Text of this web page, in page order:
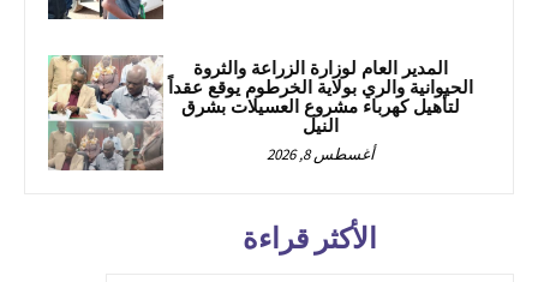
المدير العام لوزارة الزراعة والثروة
الحيوانية والري بولاية الخرطوم يوقع عقداً
لتأهيل كهرباء مشروع العسيلات بشرق
النيل
أغسطس 8, 2026
الأكثر قراءة